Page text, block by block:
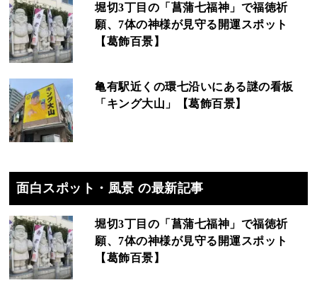
堀切3丁目の「菖蒲七福神」で福徳祈
願、7体の神様が見守る開運スポット
【葛飾百景】
亀有駅近くの環七沿いにある謎の看板
「キング大山」【葛飾百景】
面白スポット・風景 の最新記事
堀切3丁目の「菖蒲七福神」で福徳祈
願、7体の神様が見守る開運スポット
【葛飾百景】